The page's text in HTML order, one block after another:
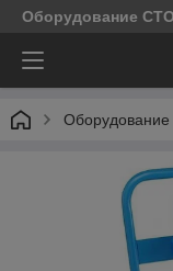
Оборудование